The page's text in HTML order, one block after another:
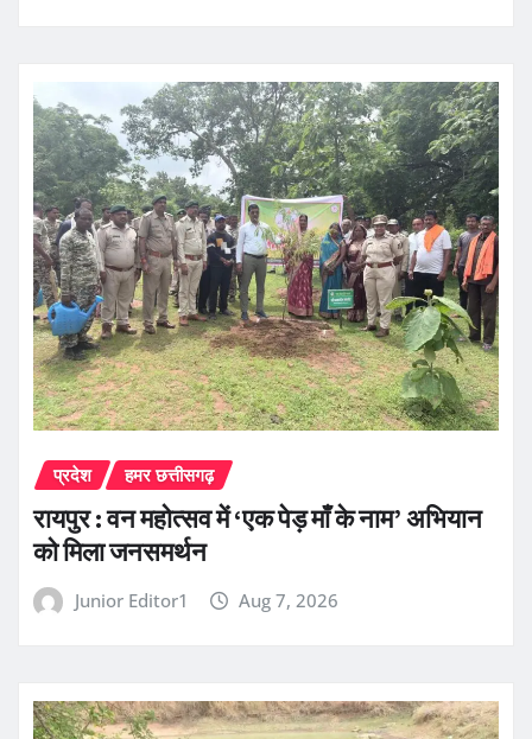
प्रदेश हमर छत्तीसगढ़
रायपुर : वन महोत्सव में ‘एक पेड़ माँ के नाम’ अभियान
को मिला जनसमर्थन
Junior Editor1 Aug 7, 2026